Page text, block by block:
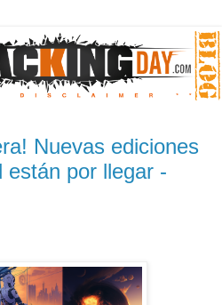
Nuevas ediciones
están por llegar -